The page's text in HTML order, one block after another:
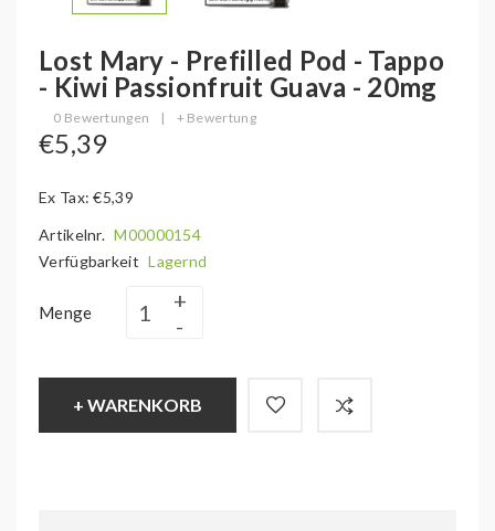
Lost Mary - Prefilled Pod - Tappo
- Kiwi Passionfruit Guava - 20mg
0 Bewertungen | + Bewertung
€5,39
Ex Tax: €5,39
Artikelnr. M00000154
Verfügbarkeit Lagernd
Menge
+ WARENKORB